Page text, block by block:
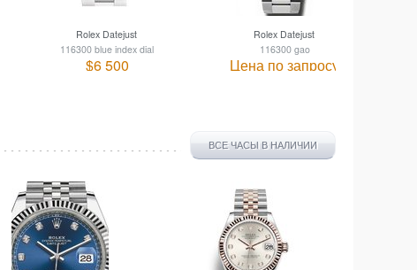
Rolex Datejust
116300 blue index dial
$6 500
Rolex Datejust
116300 gao
Цена по запросу
ВСЕ ЧАСЫ В НАЛИЧИИ